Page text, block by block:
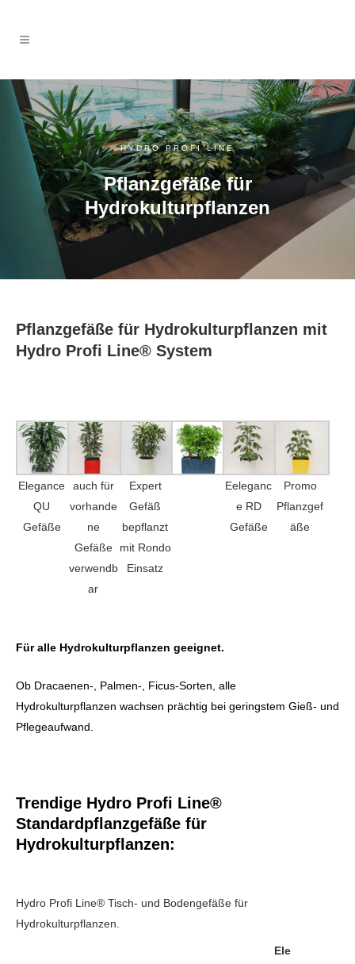
HYDRO PROFI LINE
Pflanzgefäße für
Hydrokulturpflanzen
Pflanzgefäße für Hydrokulturpflanzen mit
Hydro Profi Line® System
Elegance
QU
Gefäße
auch für
vorhande
ne
Gefäße
verwendb
ar
Expert
Gefäß
bepflanzt
mit Rondo
Einsatz
Eeleganc
e RD
Gefäße
Promo
Pflanzgef
äße
Für alle Hydrokulturpflanzen geeignet.
Ob Dracaenen-, Palmen-, Ficus-Sorten, alle
Hydrokulturpflanzen wachsen prächtig bei geringstem Gieß- und
Pflegeaufwand.
Trendige Hydro Profi Line®
Standardpflanzgefäße für
Hydrokulturpflanzen:
Hydro Profi Line® Tisch- und Bodengefäße für
Hydrokulturpflanzen.
Ele